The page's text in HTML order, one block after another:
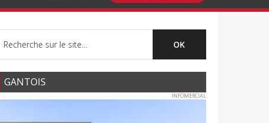
GANTOIS
INFOMERCIAL